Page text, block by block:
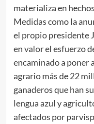
materializa en
Medidas como la
el propio presidente
en valor el esfuerzo
encaminado a poner
agrario más de 22
ganaderos que han
lengua azul y
afectados por